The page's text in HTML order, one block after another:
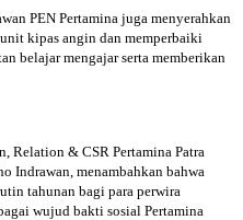
PEN Pertamina juga menyerahkan
kipas angin dan memperbaiki
belajar mengajar serta memberikan
Relation & CSR Pertamina Patra
Indrawan, menambahkan bahwa
tahunan bagi para perwira
wujud bakti sosial Pertamina